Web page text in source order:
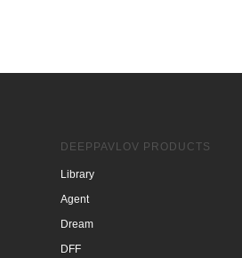
DEEPPAVLOV PRODUCTS
Library
Agent
Dream
DFF